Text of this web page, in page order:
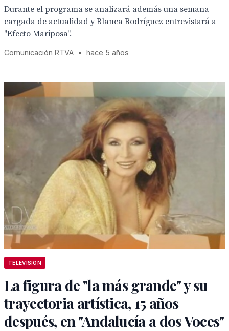
Durante el programa se analizará además una semana
cargada de actualidad y Blanca Rodríguez entrevistará a
"Efecto Mariposa".
Comunicación RTVA • hace 5 años
TELEVISION
La figura de "la más grande" y su
trayectoria artística, 15 años
después, en "Andalucía a dos Voces"